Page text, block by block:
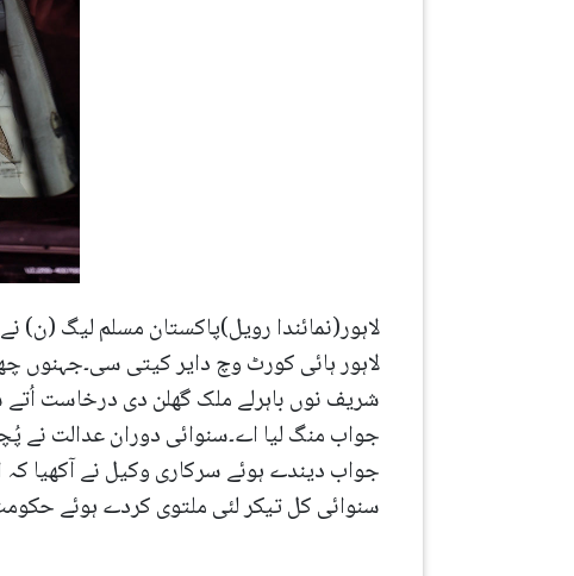
لاہور(نمائندا رویل)پاکستان مسلم لیگ
لاہور ہائی کورٹ وچ دایر کیتی سی۔جہنوں
شریف نوں باہرلے ملک گھلن دی درخاست
جواب منگ لیا اے۔سنوائی دوران عدالت نے
جواب دیندے ہوئے سرکاری وکیل نے آکھیا
سنوائی کل تیکر لئی ملتوی کردے ہوئے